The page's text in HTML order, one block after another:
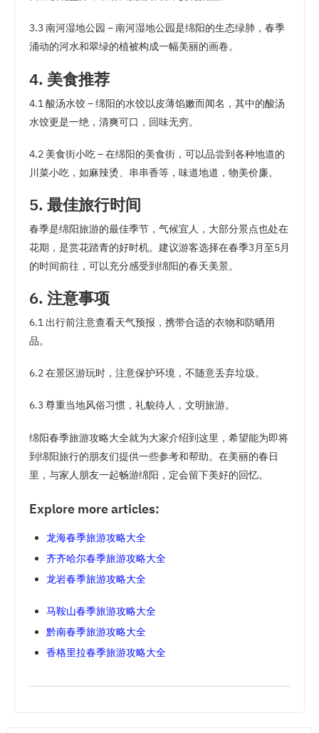
3.3 南河湿地公园 – 南河湿地公园是绵阳的生态绿肺，春季
涌动的河水和翠绿的植被构成一幅美丽的画卷。
4. 美食推荐
4.1 酸汤水饺 – 绵阳的水饺以皮薄馅嫩而闻名，其中的酸汤
水饺更是一绝，清爽可口，回味无穷。
4.2 美食街小吃 – 在绵阳的美食街，可以品尝到各种地道的
川菜小吃，如麻辣烫、串串香等，味道地道，物美价廉。
5. 最佳旅行时间
春季是绵阳旅游的最佳季节，气候宜人，大部分景点也处在
花期，是赏花踏青的好时机。建议游客选择在春季3月至5月
的时间前往，可以充分感受到绵阳的春天美景。
6. 注意事项
6.1 出行前注意查看天气预报，携带合适的衣物和防晒用
品。
6.2 在景区游玩时，注意保护环境，不随意丢弃垃圾。
6.3 尊重当地风俗习惯，礼貌待人，文明旅游。
绵阳春季旅游攻略大全就为大家介绍到这里，希望能为即将
到绵阳旅行的朋友们提供一些参考和帮助。在美丽的春日
里，与家人朋友一起畅游绵阳，定会留下美好的回忆。
Explore more articles:
龙海春季旅游攻略大全
齐齐哈尔春季旅游攻略大全
龙岩春季旅游攻略大全
马鞍山春季旅游攻略大全
黔南春季旅游攻略大全
香格里拉春季旅游攻略大全